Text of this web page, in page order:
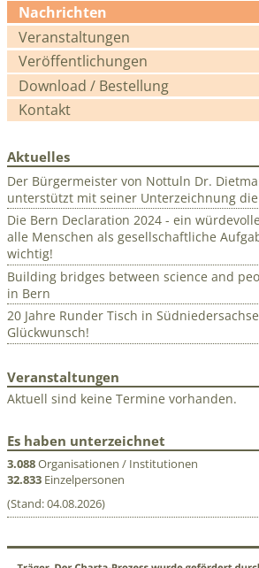
Navigation
überspringen
Nachrichten
Veranstaltungen
Veröffentlichungen
Download / Bestellung
Kontakt
Aktuelles
Der Bürgermeister von Nottuln Dr.
unterstützt mit seiner Unterzeichnung
Die Bern Declaration 2024 - ein
alle Menschen als gesellschaftliche
wichtig!
Building bridges between science and
in Bern
20 Jahre Runder Tisch in
Glückwunsch!
Veranstaltungen
Aktuell sind keine Termine vorhanden.
Es haben unterzeichnet
3.088Organisationen / Institutionen
32.833 Einzelpersonen
(Stand: 04.08.2026)